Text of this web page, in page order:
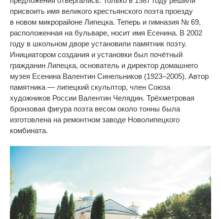
присвоить имя великого крестьянского поэта проезду
в новом микрорайоне Липецка. Теперь и гимназия № 69,
расположенная на бульваре, носит имя Есенина. В 2002
году в школьном дворе установили памятник поэту.
Инициатором создания и установки был почётный
гражданин Липецка, основатель и директор домашнего
музея Есенина Валентин Синельников (1923–2005). Автор
памятника — липецкий скульптор, член Союза
художников России Валентин Челядин. Трёхметровая
бронзовая фигура поэта весом около тонны была
изготовлена на ремонтном заводе Новолипецкого
комбината.